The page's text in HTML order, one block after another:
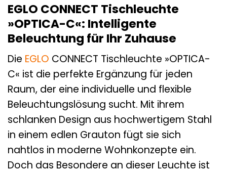
EGLO CONNECT Tischleuchte
»OPTICA-C«: Intelligente
Beleuchtung für Ihr Zuhause
Die EGLO CONNECT Tischleuchte »OPTICA-
C« ist die perfekte Ergänzung für jeden
Raum, der eine individuelle und flexible
Beleuchtungslösung sucht. Mit ihrem
schlanken Design aus hochwertigem Stahl
in einem edlen Grauton fügt sie sich
nahtlos in moderne Wohnkonzepte ein.
Doch das Besondere an dieser Leuchte ist